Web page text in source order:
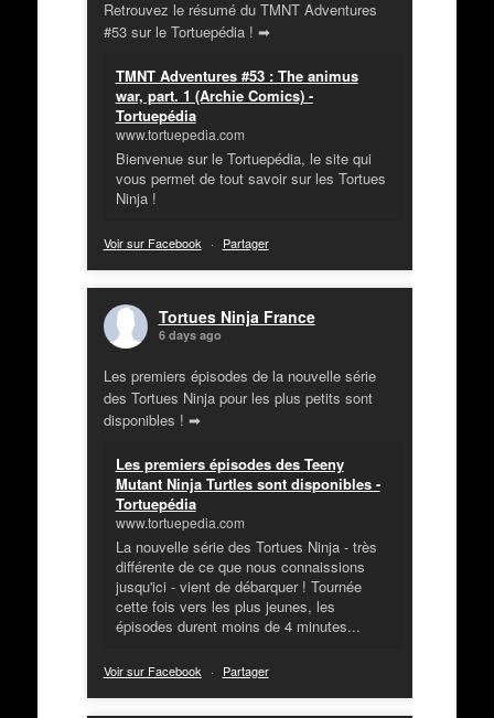
Retrouvez le résumé du TMNT Adventures
#53 sur le Tortuepédia ! ➡
TMNT Adventures #53 : The animus
war, part. 1 (Archie Comics) -
Tortuepédia
www.tortuepedia.com
Bienvenue sur le Tortuepédia, le site qui
vous permet de tout savoir sur les Tortues
Ninja !
Voir sur Facebook · Partager
Tortues Ninja France
6 days ago
Les premiers épisodes de la nouvelle série
des Tortues Ninja pour les plus petits sont
disponibles ! ➡
Les premiers épisodes des Teeny
Mutant Ninja Turtles sont disponibles -
Tortuepédia
www.tortuepedia.com
La nouvelle série des Tortues Ninja - très
différente de ce que nous connaissions
jusqu'ici - vient de débarquer ! Tournée
cette fois vers les plus jeunes, les
épisodes durent moins de 4 minutes...
Voir sur Facebook · Partager